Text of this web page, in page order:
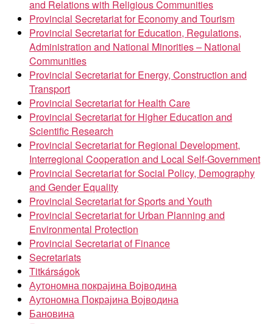
and Relations with Religious Communities
Provincial Secretariat for Economy and Tourism
Provincial Secretariat for Education, Regulations,
Administration and National Minorities – National
Communities
Provincial Secretariat for Energy, Construction and
Transport
Provincial Secretariat for Health Care
Provincial Secretariat for Higher Education and
Scientific Research
Provincial Secretariat for Regional Development,
Interregional Cooperation and Local Self-Government
Provincial Secretariat for Social Policy, Demography
and Gender Equality
Provincial Secretariat for Sports and Youth
Provincial Secretariat for Urban Planning and
Environmental Protection
Provincial Secretariat of Finance
Secretariats
Titkárságok
Аутономна покрајина Војводина
Аутономна Покрајина Војводина
Бановина